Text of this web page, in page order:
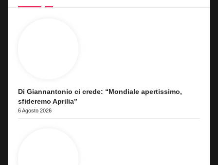
Di Giannantonio ci crede: “Mondiale apertissimo,
sfideremo Aprilia”
6 Agosto 2026